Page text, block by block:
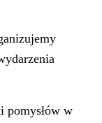
pomysłów w